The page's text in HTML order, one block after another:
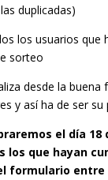
duplicadas)
los usuarios que
sorteo
desde la buena
y así ha de ser su
el día 18
los que hayan
formulario entre